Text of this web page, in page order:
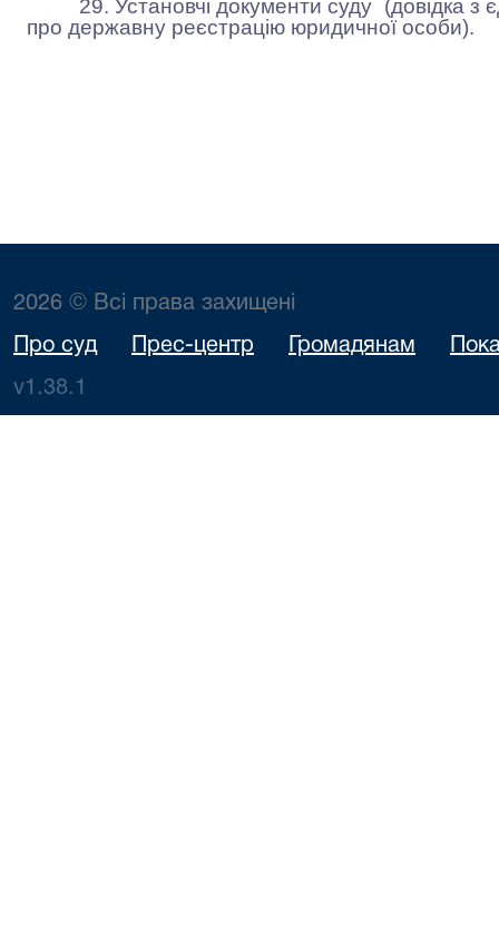
29. Установчі документи суду (довідка з
про державну реєстрацію юридичної особи).
2026 © Всі права захищені
Про суд Прес-центр Громадянам
v1.38.1